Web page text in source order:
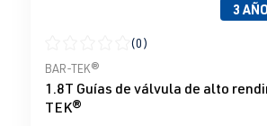
3
Calificación promedio de 0 de 5
(0)
BAR-TEK®
1.8T Guías de válvula de alto
TEK®